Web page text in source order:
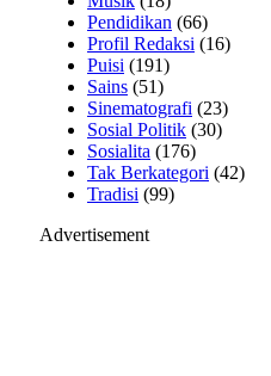
Pendidikan (66)
Profil Redaksi (16)
Puisi (191)
Sains (51)
Sinematografi (23)
Sosial Politik (30)
Sosialita (176)
Tak Berkategori (42)
Tradisi (99)
Advertisement